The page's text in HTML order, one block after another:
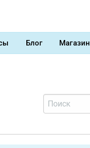
Блог Магазин